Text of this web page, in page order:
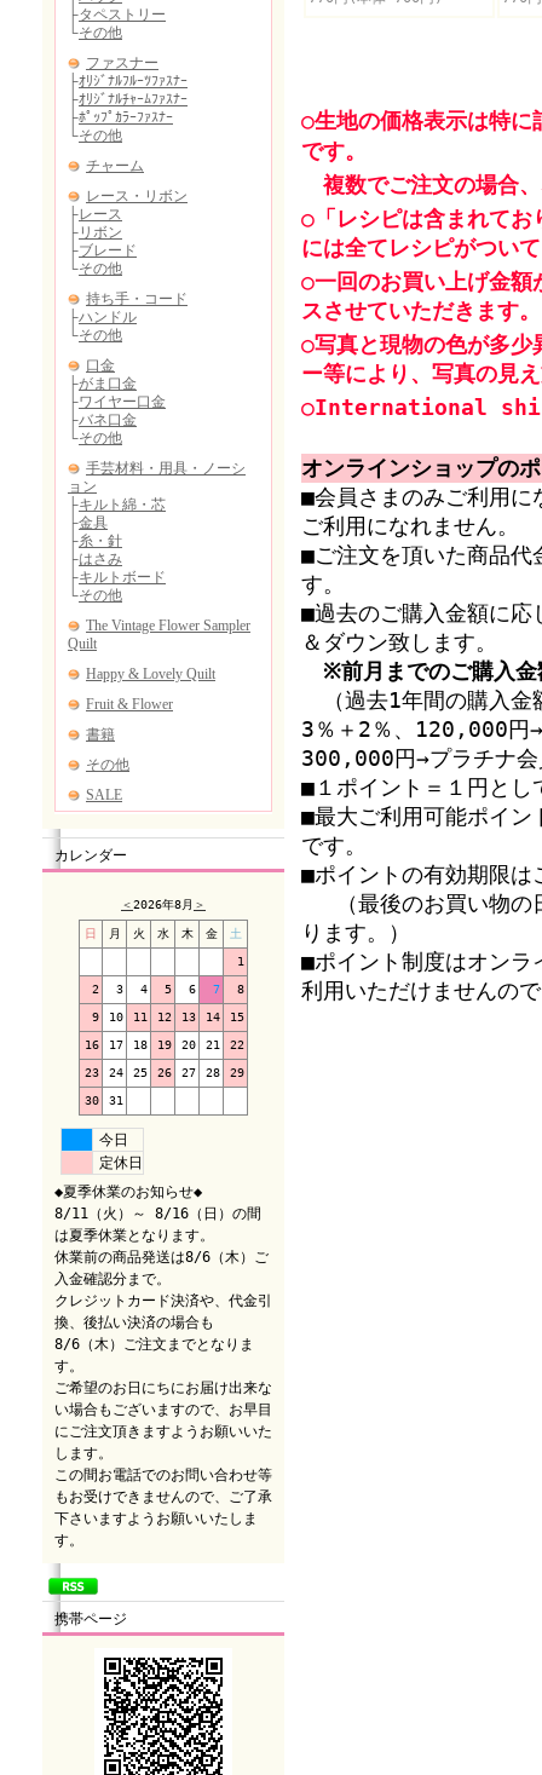
カレンダー
＜2026年8月 ＞
日 月 火 水 木 金 土
1
2 3 4 5 6 7 8
9 10 11 12 13 14 15
16 17 18 19 20 21 22
23 24 25 26 27 28 29
30 31
今日
定休日
◆夏季休業のお知らせ◆
8/11（火）～ 8/16（日）の間
は夏季休業となります。
休業前の商品発送は8/6（木）ご
入金確認分まで。
クレジットカード決済や、代金引
換、後払い決済の場合も
8/6（木）ご注文までとなりま
す。
ご希望のお日にちにお届け出来な
い場合もございますので、お早目
にご注文頂きますようお願いいた
します。
この間お電話でのお問い合わせ等
もお受けできませんので、ご了承
下さいますようお願いいたしま
す。
携帯ページ
○生地の価格表示は特に
です。
複数でご注文の場合
○「レシピは含まれてお
には全てレシピがつい
○一回のお買い上げ金
スさせていただきます。
○写真と現物の色が多少
ー等により、写真の見
○International
オンラインショップの
■会員さまのみご利用に
ご利用になれません。
■ご注文を頂いた商品代
す。
■過去のご購入金額に応
＆ダウン致します。
※前月までのご購入
（過去1年間の購入
3％＋2％、120,000円
300,000円→プラチナ会
■１ポイント＝１円とし
■最大ご利用可能ポイン
です。
■ポイントの有効期限は
（最後のお買い物の
ります。）
■ポイント制度はオン
利用いただけませんの